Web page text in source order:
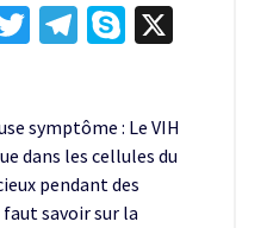
Twitter
Telegram
Skype
symptôme : Le VIH
dans les cellules du
pendant des
faut savoir sur la